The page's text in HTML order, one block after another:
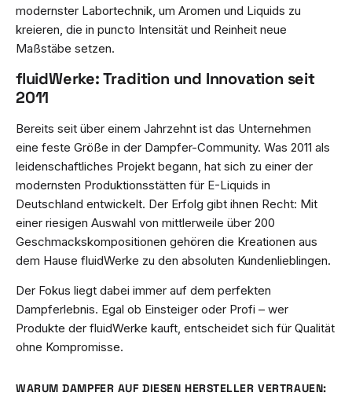
modernster Labortechnik, um Aromen und Liquids zu
kreieren, die in puncto Intensität und Reinheit neue
Maßstäbe setzen.
fluidWerke: Tradition und Innovation seit
2011
Bereits seit über einem Jahrzehnt ist das Unternehmen
eine feste Größe in der Dampfer-Community. Was 2011 als
leidenschaftliches Projekt begann, hat sich zu einer der
modernsten Produktionsstätten für E-Liquids in
Deutschland entwickelt. Der Erfolg gibt ihnen Recht: Mit
einer riesigen Auswahl von mittlerweile über 200
Geschmackskompositionen gehören die Kreationen aus
dem Hause fluidWerke zu den absoluten Kundenlieblingen.
Der Fokus liegt dabei immer auf dem perfekten
Dampferlebnis. Egal ob Einsteiger oder Profi – wer
Produkte der fluidWerke kauft, entscheidet sich für Qualität
ohne Kompromisse.
WARUM DAMPFER AUF DIESEN HERSTELLER VERTRAUEN: